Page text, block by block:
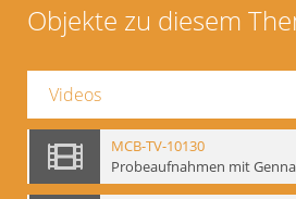
Objekte zu diesem
Videos
MCB-TV-10130